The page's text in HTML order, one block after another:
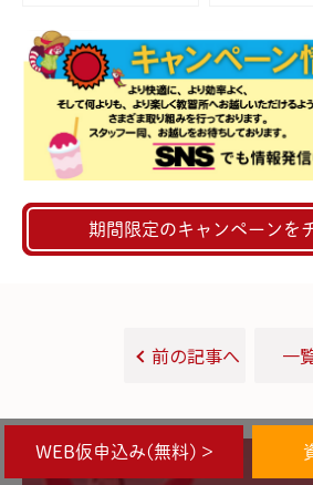
説！
期間限定のキャンペーンを
前の記事へ 一
WEB仮申込み(無料) >